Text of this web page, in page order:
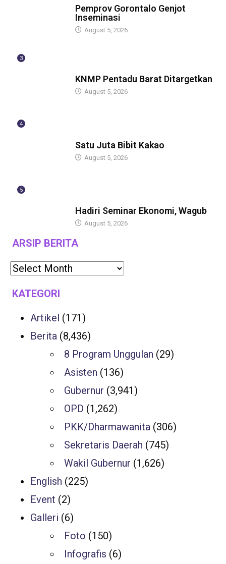
Pemprov Gorontalo Genjot
Inseminasi
August 5, 2026
3
KNMP Pentadu Barat Ditargetkan
August 5, 2026
4
Satu Juta Bibit Kakao
August 5, 2026
5
Hadiri Seminar Ekonomi, Wagub
August 5, 2026
ARSIP BERITA
KATEGORI
Artikel (171)
Berita (8,436)
8 Program Unggulan (29)
Asisten (136)
Gubernur (3,941)
OPD (1,262)
PKK/Dharmawanita (306)
Sekretaris Daerah (745)
Wakil Gubernur (1,626)
English (225)
Event (2)
Galleri (6)
Foto (150)
Infografis (6)